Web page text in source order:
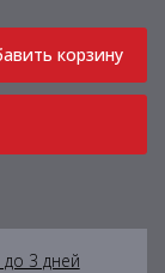
корзину
3 дней